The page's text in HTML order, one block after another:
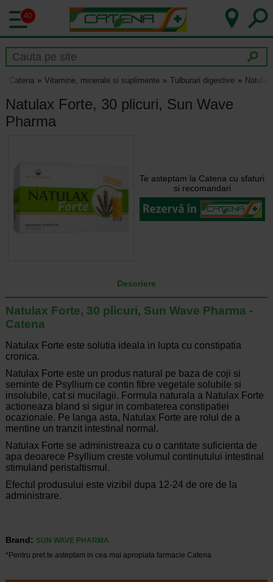
40
Catena Vitamine, minerale si suplimente Tulburari digestive
Natulax Forte, 30 plicuri, Sun Wave
Pharma
Te asteptam la Catena cu sfaturi
si recomandari
Descriere
Natulax Forte, 30 plicuri, Sun Wave Pharma -
Catena
Natulax Forte este solutia ideala in lupta cu constipatia
cronica.
Natulax Forte este un produs natural pe baza de coji si
seminte de Psyllium ce contin fibre vegetale solubile si
insolubile, cat si mucilagii. Formula naturala a Natulax Forte
actioneaza bland si sigur in combaterea constipatiei
ocazionale. Pe langa asta, Natulax Forte are rolul de a
mentine un tranzit intestinal normal.
Natulax Forte se administreaza cu o cantitate suficienta de
apa deoarece Psyllium creste volumul continutului intestinal
stimuland peristaltismul.
Efectul produsului este vizibil dupa 12-24 de ore de la
administrare.
Brand: SUN WAVE PHARMA
*Pentru pret te asteptam in cea mai apropiata farmacie Catena